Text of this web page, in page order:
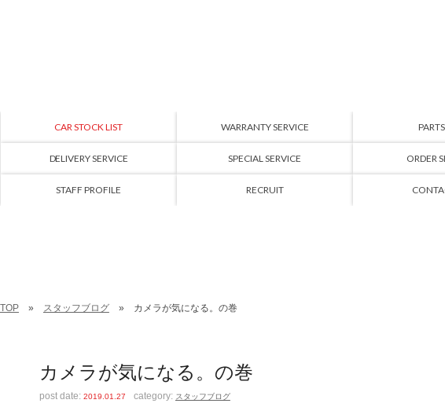
CAR STOCK LIST WARRANTY SERVICE
DELIVERY SERVICE SPECIAL SERVICE ORDER
STAFF PROFILE RECRUIT
TOP スタッフブログ カメラが気になる。の巻
カメラが気になる。の巻
post date:2019.01.27 category: スタッフブログ